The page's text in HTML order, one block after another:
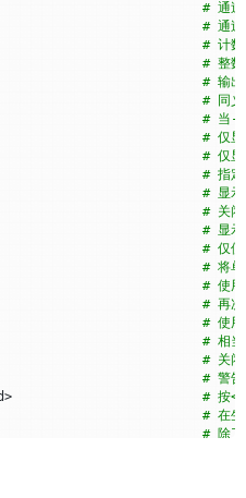
lines
# 通过
files
# 通过
# 计数
# 整数
# 输出
with-stat
# 同
-z
# 当--
only
# 仅显
status
# 仅显
# 指定
# 显示
color
# 关闭
# 显示
# 仅使
# 将单
# 使用
# 再次
# 使用
# 相
renames
# 关闭
# 警告
# 按<
index
# 在生
# 除